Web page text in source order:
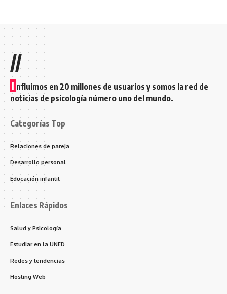
//
I nfluimos en 20 millones de usuarios y somos la red de
noticias de psicología número uno del mundo.
Categorías Top
Relaciones de pareja
Desarrollo personal
Educación infantil
Enlaces Rápidos
Salud y Psicología
Estudiar en la UNED
Redes y tendencias
Hosting Web